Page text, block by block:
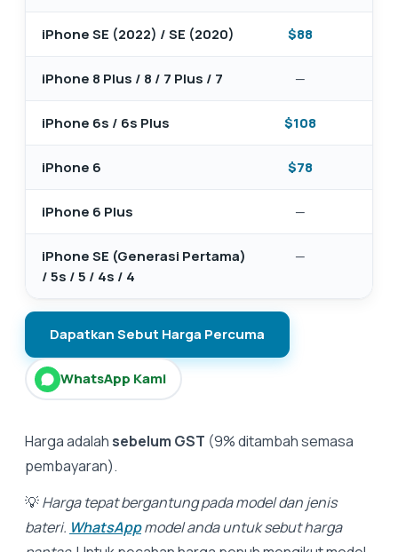
iPhone SE (2022) / SE (2020) $88
iPhone 8 Plus / 8 / 7 Plus / 7 —
iPhone 6s / 6s Plus $108
iPhone 6 $78
iPhone 6 Plus —
iPhone SE (Generasi Pertama)
/ 5s / 5 / 4s / 4
—
Dapatkan Sebut Harga Percuma
WhatsApp Kami
Harga adalah sebelum GST (9% ditambah semasa
pembayaran).
💡Harga tepat bergantung pada model dan jenis
bateri. WhatsAppmodel anda untuk sebut harga